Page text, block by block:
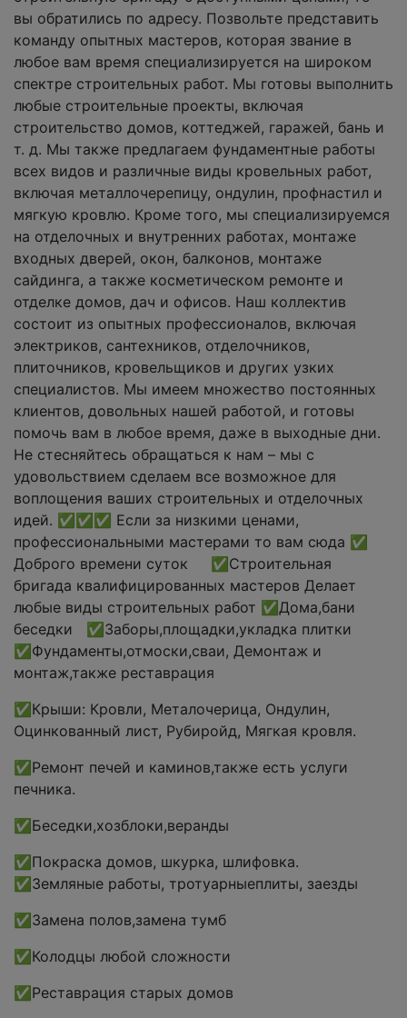
вы обратились по адресу. Позвольте представить
команду опытных мастеров, которая звание в
любое вам время специализируется на широком
спектре строительных работ. Мы готовы выполнить
любые строительные проекты, включая
строительство домов, коттеджей, гаражей, бань и
т. д. Мы также предлагаем фундаментные работы
всех видов и различные виды кровельных работ,
включая металлочерепицу, ондулин, профнастил и
мягкую кровлю. Кроме того, мы специализируемся
на отделочных и внутренних работах, монтаже
входных дверей, окон, балконов, монтаже
сайдинга, а также косметическом ремонте и
отделке домов, дач и офисов. Наш коллектив
состоит из опытных профессионалов, включая
электриков, сантехников, отделочников,
плиточников, кровельщиков и других узких
специалистов. Мы имеем множество постоянных
клиентов, довольных нашей работой, и готовы
помочь вам в любое время, даже в выходные дни.
Не стесняйтесь обращаться к нам – мы с
удовольствием сделаем все возможное для
воплощения ваших строительных и отделочных
идей. ✅✅✅ Если за низкими ценами,
профессиональными мастерами то вам сюда ✅
Доброго времени суток ✅Строительная
бригада квалифицированных мастеров Делает
любые виды строительных работ ✅Дома,бани
беседки ✅Заборы,площадки,укладка плитки
✅Фундаменты,отмоски,сваи, Демонтаж и
монтаж,также реставрация
✅Крыши: Кровли, Металочерица, Ондулин,
Оцинкованный лист, Рубиройд, Мягкая кровля.
✅Ремонт печей и каминов,также есть услуги
печника.
✅Беседки,хозблоки,веранды
✅Покраска домов, шкурка, шлифовка.
✅Земляные работы, тротуарныеплиты, заезды
✅Замена полов,замена тумб
✅Колодцы любой сложности
✅Реставрация старых домов